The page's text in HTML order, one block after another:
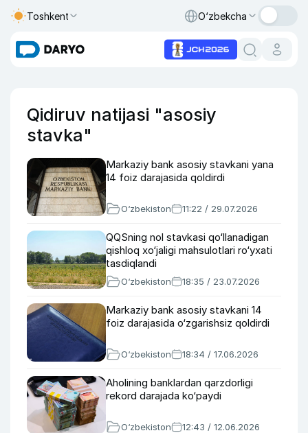
Toshkent O‘zbekcha
Qidiruv natijasi "asosiy
stavka"
Markaziy bank asosiy stavkani yana
14 foiz darajasida qoldirdi
O‘zbekiston 11:22 / 29.07.2026
QQSning nol stavkasi qo‘llanadigan
qishloq xo‘jaligi mahsulotlari ro‘yxati
tasdiqlandi
O‘zbekiston 18:35 / 23.07.2026
Markaziy bank asosiy stavkani 14
foiz darajasida o‘zgarishsiz qoldirdi
O‘zbekiston 18:34 / 17.06.2026
Aholining banklardan qarzdorligi
rekord darajada ko‘paydi
O‘zbekiston 12:43 / 12.06.2026